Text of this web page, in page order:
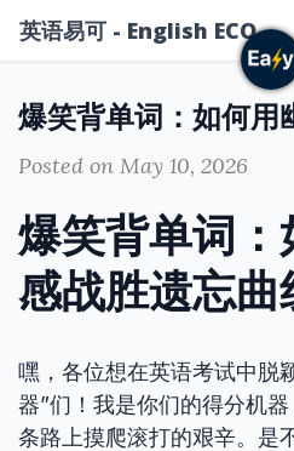
英语易可 - English ECO
Posted on May 10, 2026
爆笑背单词
感战胜遗忘曲
嘿，各位想在英语考试中脱
器”们！我是你们的得分机
条路上摸爬滚打的艰辛。是